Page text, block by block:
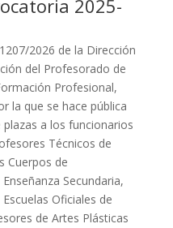
2025-
2026 de la Dirección
del Profesorado de
Profesional,
la que se hace pública
a los funcionarios
Técnicos de
Cuerpos de
Secundaria,
Oficiales de
de Artes Plásticas